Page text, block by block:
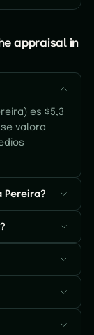
appraisal in
es $5,3
se valora
Pereira?